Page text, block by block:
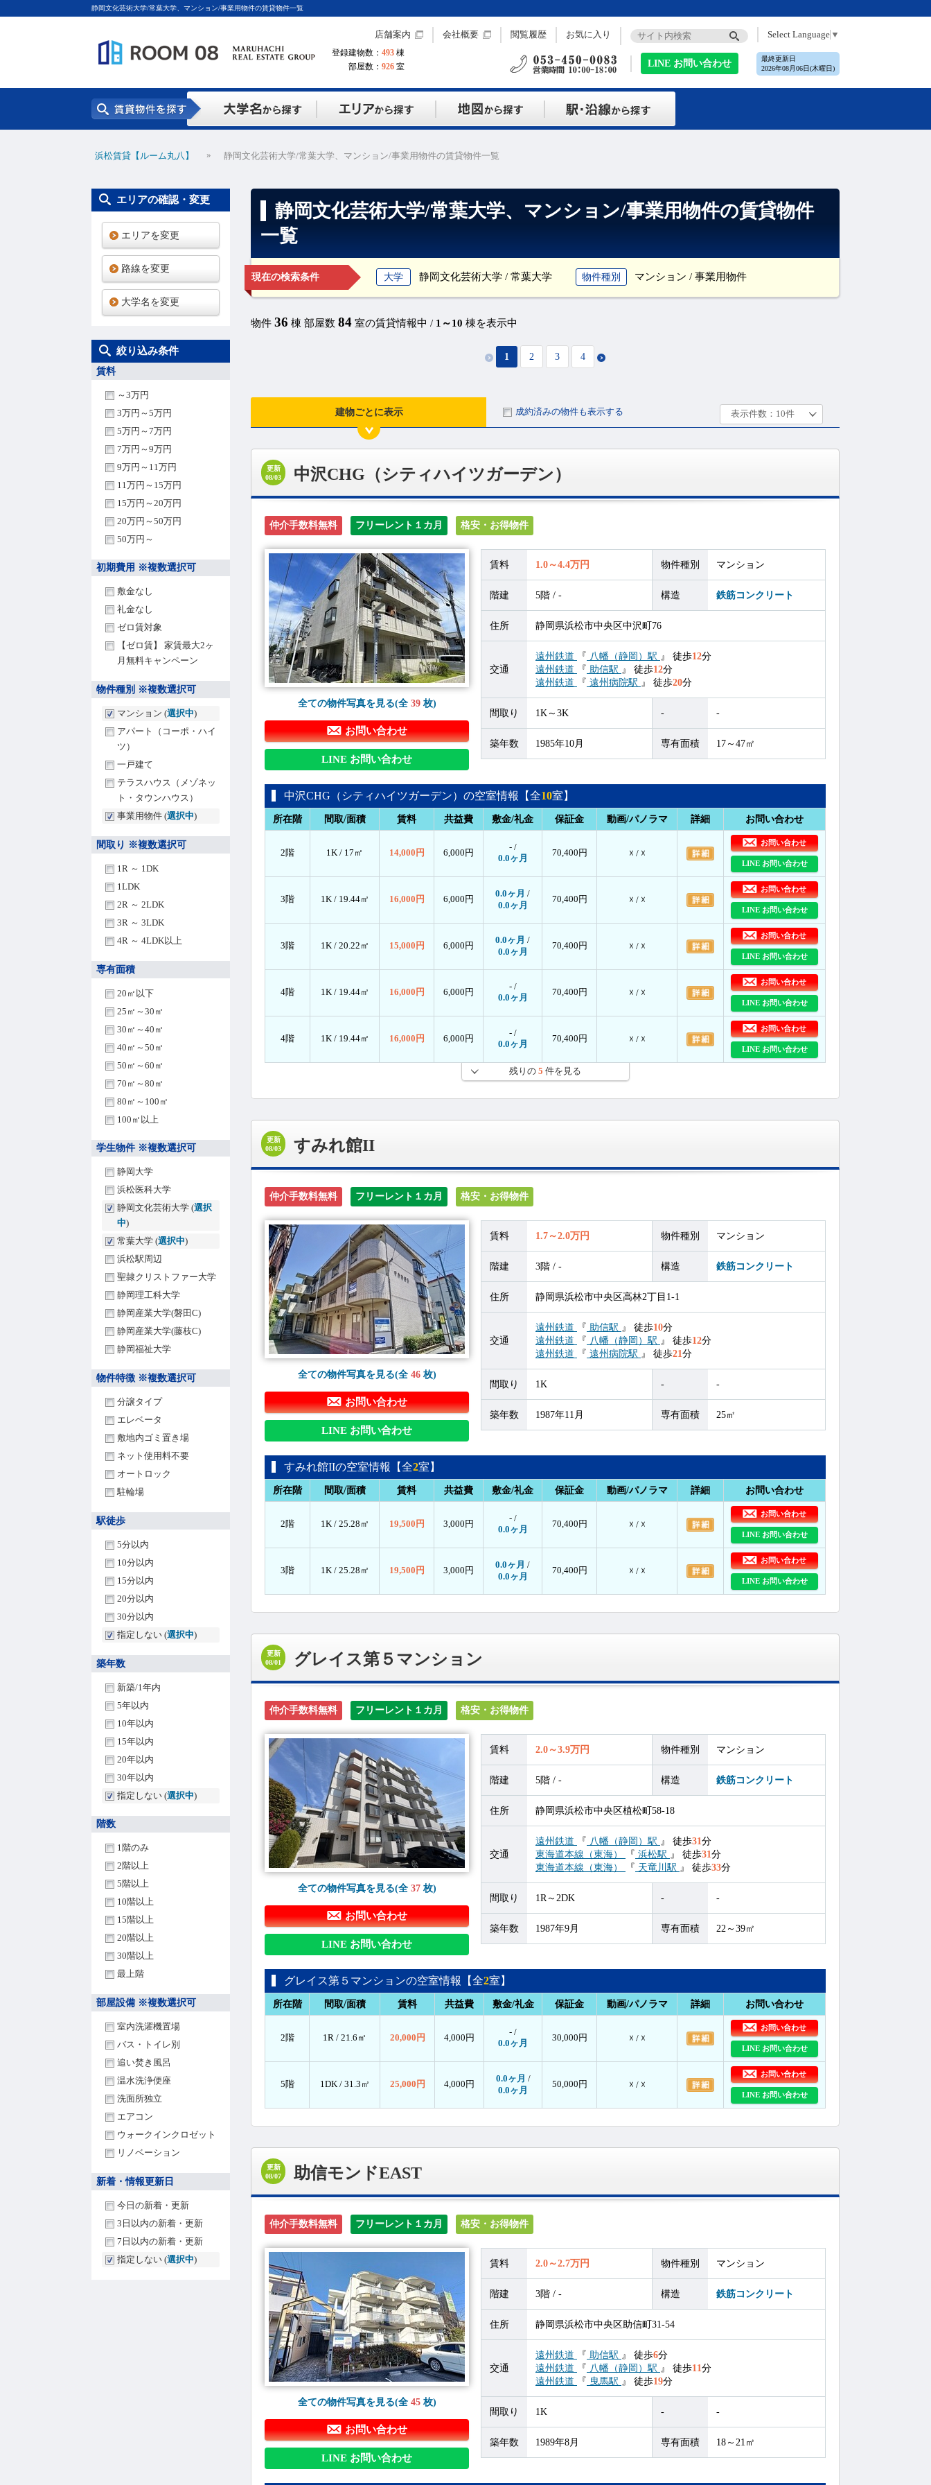
静岡文化芸術大学/常葉大学、マンション/事業用物件の賃貸物件一覧
登録建物数： 493 棟
部屋数： 926 室
店舗案内 会社概要 閲覧履歴 お気に入り Select Language ▼
LINE お問い合わせ
最終更新日
2026年08月06日(木曜日)
浜松賃貸【ルーム丸八】 » 静岡文化芸術大学/常葉大学、マンション/事業用物件の賃貸物件一覧
静岡文化芸術大学/常葉大学、マンション/事業用物件の賃貸物件
一覧
現在の検索条件 大学 静岡文化芸術大学 / 常葉大学 物件種別 マンション / 事業用物件
物件 36 棟 部屋数 84 室の賃貸情報中 / 1～10 棟を表示中
1 2 3 4
建物ごとに表示 成約済みの物件も表示する
更新
08/03
中沢CHG（シティハイツガーデン）
仲介手数料無料 フリーレント１カ月 格安・お得物件
全ての物件写真を見る(全 39枚)
お問い合わせ
LINE お問い合わせ
賃料 1.0～4.4万円 物件種別 マンション
階建 5階 / - 構造 鉄筋コンクリート
住所 静岡県浜松市中央区中沢町76
交通
遠州鉄道 『 八幡（静岡）駅 』 徒歩12分
遠州鉄道
『 助信駅 』 徒歩12分
遠州鉄道
『 遠州病院駅 』 徒歩20分
間取り 1K～3K - -
築年数 1985年10月 専有面積 17～47㎡
中沢CHG（シティハイツガーデン）の空室情報【全10室】
所在階 間取/面積 賃料 共益費 敷金/礼金 保証金 動画/パノラマ 詳細 お問い合わせ
2階 1K / 17㎡ 14,000円 6,000円
- /
0.0ヶ月
70,400円 ☓ / ☓
お問い合わせ
LINE お問い合わせ
3階 1K / 19.44㎡ 16,000円 6,000円
0.0ヶ月 /
0.0ヶ月
70,400円 ☓ / ☓
お問い合わせ
LINE お問い合わせ
3階 1K / 20.22㎡ 15,000円 6,000円
0.0ヶ月 /
0.0ヶ月
70,400円 ☓ / ☓
お問い合わせ
LINE お問い合わせ
4階 1K / 19.44㎡ 16,000円 6,000円
- /
0.0ヶ月
70,400円 ☓ / ☓
お問い合わせ
LINE お問い合わせ
4階 1K / 19.44㎡ 16,000円 6,000円
- /
0.0ヶ月
70,400円 ☓ / ☓
お問い合わせ
LINE お問い合わせ
残りの 5 件を見る
更新
08/03
すみれ館II
仲介手数料無料 フリーレント１カ月 格安・お得物件
全ての物件写真を見る(全 46枚)
お問い合わせ
LINE お問い合わせ
賃料 1.7～2.0万円 物件種別 マンション
階建 3階 / - 構造 鉄筋コンクリート
住所 静岡県浜松市中央区高林2丁目1-1
交通
遠州鉄道 『 助信駅 』 徒歩10分
遠州鉄道
『 八幡（静岡）駅 』 徒歩12分
遠州鉄道
『 遠州病院駅 』 徒歩21分
間取り 1K - -
築年数 1987年11月 専有面積 25㎡
すみれ館IIの空室情報【全2室】
所在階 間取/面積 賃料 共益費 敷金/礼金 保証金 動画/パノラマ 詳細 お問い合わせ
2階 1K / 25.28㎡ 19,500円 3,000円
- /
0.0ヶ月
70,400円 ☓ / ☓
お問い合わせ
LINE お問い合わせ
3階 1K / 25.28㎡ 19,500円 3,000円
0.0ヶ月 /
0.0ヶ月
70,400円 ☓ / ☓
お問い合わせ
LINE お問い合わせ
更新
08/01
グレイス第５マンション
仲介手数料無料 フリーレント１カ月 格安・お得物件
全ての物件写真を見る(全 37枚)
お問い合わせ
LINE お問い合わせ
賃料 2.0～3.9万円 物件種別 マンション
階建 5階 / - 構造 鉄筋コンクリート
住所 静岡県浜松市中央区植松町58-18
交通
遠州鉄道 『 八幡（静岡）駅 』 徒歩31分
東海道本線（東海）
『 浜松駅 』 徒歩31分
東海道本線（東海）
『 天竜川駅 』 徒歩33分
間取り 1R～2DK - -
築年数 1987年9月 専有面積 22～39㎡
グレイス第５マンションの空室情報【全2室】
所在階 間取/面積 賃料 共益費 敷金/礼金 保証金 動画/パノラマ 詳細 お問い合わせ
2階 1R / 21.6㎡ 20,000円 4,000円
- /
0.0ヶ月
30,000円 ☓ / ☓
お問い合わせ
LINE お問い合わせ
5階 1DK / 31.3㎡ 25,000円 4,000円
0.0ヶ月 /
0.0ヶ月
50,000円 ☓ / ☓
お問い合わせ
LINE お問い合わせ
更新
08/07
助信モンドEAST
仲介手数料無料 フリーレント１カ月 格安・お得物件
全ての物件写真を見る(全 45枚)
お問い合わせ
LINE お問い合わせ
賃料 2.0～2.7万円 物件種別 マンション
階建 3階 / - 構造 鉄筋コンクリート
住所 静岡県浜松市中央区助信町31-54
交通
遠州鉄道 『 助信駅 』 徒歩6分
遠州鉄道
『 八幡（静岡）駅 』 徒歩11分
遠州鉄道
『 曳馬駅 』 徒歩19分
間取り 1K - -
築年数 1989年8月 専有面積 18～21㎡
エリアの確認・変更
エリアを変更
路線を変更
大学名を変更
絞り込み条件
賃料
～3万円
3万円～5万円
5万円～7万円
7万円～9万円
9万円～11万円
11万円～15万円
15万円～20万円
20万円～50万円
50万円～
初期費用 ※複数選択可
敷金なし
礼金なし
ゼロ賃対象
【ゼロ賃】 家賃最大2ヶ
月無料キャンペーン
物件種別 ※複数選択可
マンション (選択中)
アパート（コーポ・ハイ
ツ）
一戸建て
テラスハウス（メゾネッ
ト・タウンハウス）
事業用物件 (選択中)
間取り ※複数選択可
1R ～ 1DK
1LDK
2R ～ 2LDK
3R ～ 3LDK
4R ～ 4LDK以上
専有面積
20㎡以下
25㎡～30㎡
30㎡～40㎡
40㎡～50㎡
50㎡～60㎡
70㎡～80㎡
80㎡～100㎡
100㎡以上
学生物件 ※複数選択可
静岡大学
浜松医科大学
静岡文化芸術大学 (選択
中)
常葉大学 (選択中)
浜松駅周辺
聖隷クリストファー大学
静岡理工科大学
静岡産業大学(磐田C)
静岡産業大学(藤枝C)
静岡福祉大学
物件特徴 ※複数選択可
分譲タイプ
エレベータ
敷地内ゴミ置き場
ネット使用料不要
オートロック
駐輪場
駅徒歩
5分以内
10分以内
15分以内
20分以内
30分以内
指定しない (選択中)
築年数
新築/1年内
5年以内
10年以内
15年以内
20年以内
30年以内
指定しない (選択中)
階数
1階のみ
2階以上
5階以上
10階以上
15階以上
20階以上
30階以上
最上階
部屋設備 ※複数選択可
室内洗濯機置場
バス・トイレ別
追い焚き風呂
温水洗浄便座
洗面所独立
エアコン
ウォークインクロゼット
リノベーション
新着・情報更新日
今日の新着・更新
3日以内の新着・更新
7日以内の新着・更新
指定しない (選択中)